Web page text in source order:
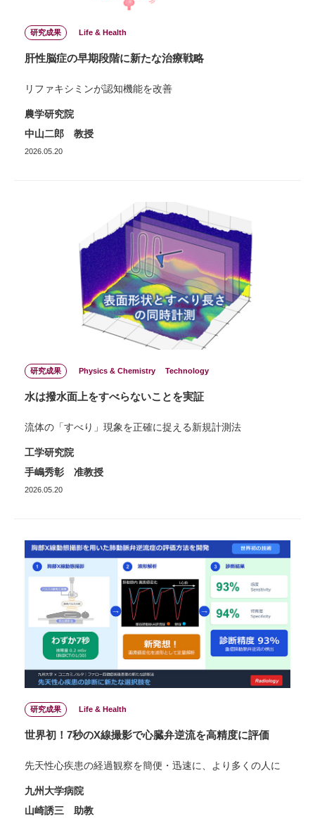
研究成果 Life & Health
肝性脳症の早期段階に新たな治療戦略
リファキシミンが認知機能を改善
農学研究院
中山二郎 教授
2026.05.20
研究成果 Physics & Chemistry Technology
水は撥水面上をすべらないことを実証
流体の「すべり」現象を正確に捉える新規計測法
工学研究院
手嶋秀彰 准教授
2026.05.20
研究成果 Life & Health
世界初！7秒のX線撮影で心臓弁逆流を高精度に評価
先天性心疾患の経過観察を簡便・迅速に、より多くの人に
九州大学病院
山崎誘三 助教